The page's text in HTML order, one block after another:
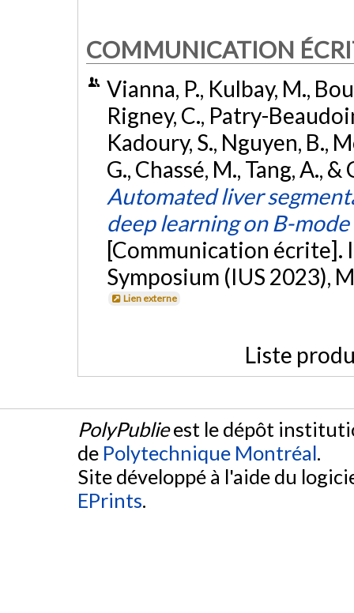
COMMUNICATION
Vianna, P., Kulbay, M.,
Rigney, C., Patry-
Kadoury, S., Nguyen, B.,
G., Chassé, M., Tang, A.,
Automated liver
deep learning on B-
[Communication écrite].
Symposium (IUS 2023),
Lien externe
Liste
PolyPublieest le dépôt
de Polytechnique Montréal.
Site développé à l'aide du
EPrints.